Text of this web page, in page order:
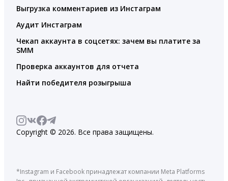
Выгрузка комментариев из Инстаграм
Аудит Инстаграм
Чекап аккаунта в соцсетях: зачем вы платите за
SMM
Проверка аккаунтов для отчета
Найти победителя розыгрыша
Copyright © 2026. Все права защищены.
*Instagram и Facebook принадлежат компании Meta Platforms